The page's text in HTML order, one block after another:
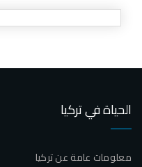
الحياة في تركيا
معلومات عامة عن تركيا